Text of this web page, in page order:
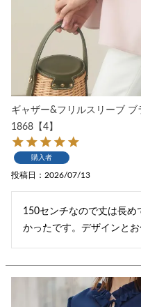
ギャザー&フリルスリーブ ブ
1868【4】
購入者
投稿日 2026/07/13
150センチなので丈は長め
かったです。デザインとお